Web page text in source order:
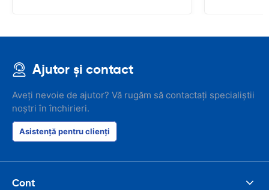
Ajutor și contact
Aveți nevoie de ajutor? Vă rugăm să contactați specialiștii
noștri în închirieri.
Asistență pentru clienți
Cont